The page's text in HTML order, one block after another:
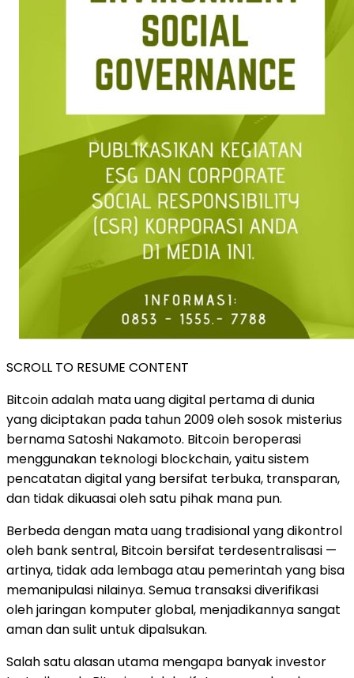
SCROLL TO RESUME CONTENT
Bitcoin adalah mata uang digital pertama di dunia
yang diciptakan pada tahun 2009 oleh sosok misterius
bernama Satoshi Nakamoto. Bitcoin beroperasi
menggunakan teknologi blockchain, yaitu sistem
pencatatan digital yang bersifat terbuka, transparan,
dan tidak dikuasai oleh satu pihak mana pun.
Berbeda dengan mata uang tradisional yang dikontrol
oleh bank sentral, Bitcoin bersifat terdesentralisasi —
artinya, tidak ada lembaga atau pemerintah yang bisa
memanipulasi nilainya. Semua transaksi diverifikasi
oleh jaringan komputer global, menjadikannya sangat
aman dan sulit untuk dipalsukan.
Salah satu alasan utama mengapa banyak investor